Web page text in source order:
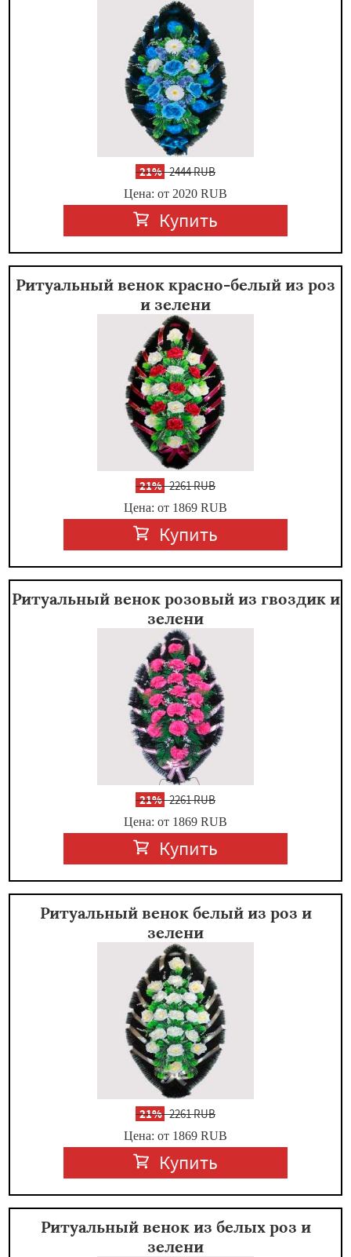
-21%2444 RUB
Цена: от 2020 RUB
Купить
Ритуальный венок красно-белый из роз
и зелени
-21%2261 RUB
Цена: от 1869 RUB
Купить
Ритуальный венок розовый из гвоздик и
зелени
-21%2261 RUB
Цена: от 1869 RUB
Купить
Ритуальный венок белый из роз и
зелени
-21%2261 RUB
Цена: от 1869 RUB
Купить
Ритуальный венок из белых роз и
зелени